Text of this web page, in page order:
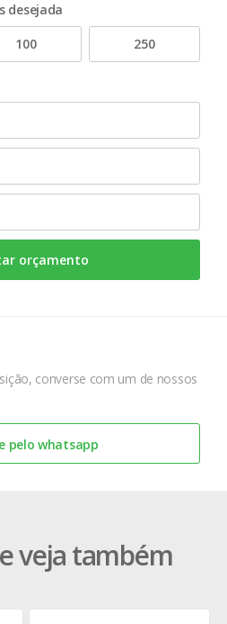
desejada
100 250
orçamento
converse com um de nossos
pelo whatsapp
veja também